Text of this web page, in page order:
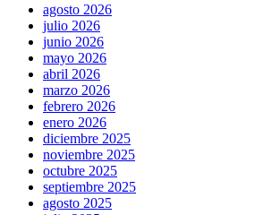
agosto 2026
julio 2026
junio 2026
mayo 2026
abril 2026
marzo 2026
febrero 2026
enero 2026
diciembre 2025
noviembre 2025
octubre 2025
septiembre 2025
agosto 2025